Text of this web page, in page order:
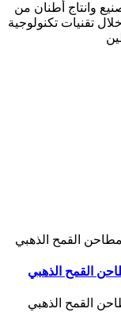
وانتاج أطنان من
تقنيات تكنولوجية
القمح الذهبي
القمح الذهبي